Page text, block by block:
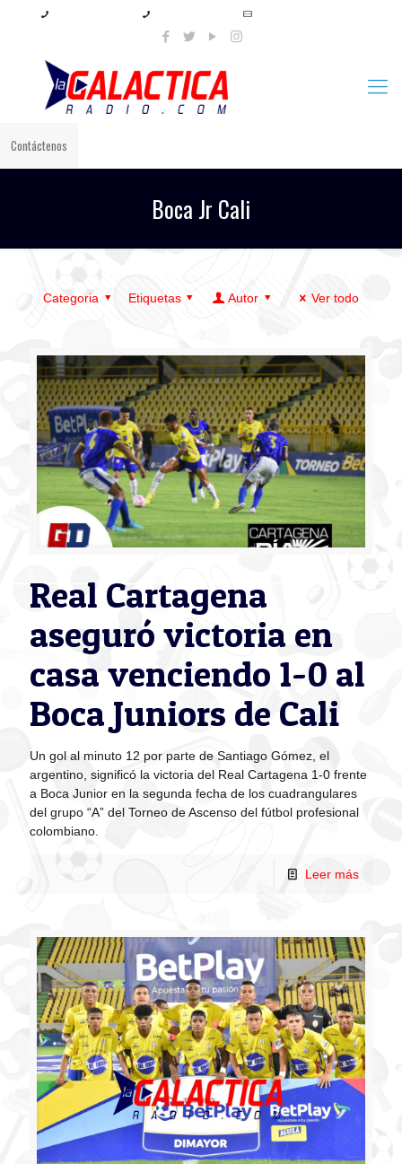
Contáctenos
Boca Jr Cali
Categoria Etiquetas Autor Ver todo
Real Cartagena
aseguró victoria en
casa venciendo 1-0 al
Boca Juniors de Cali
Un gol al minuto 12 por parte de Santiago Gómez, el
argentino, significó la victoria del Real Cartagena 1-0 frente
a Boca Junior en la segunda fecha de los cuadrangulares
del grupo “A” del Torneo de Ascenso del fútbol profesional
colombiano.
Leer más